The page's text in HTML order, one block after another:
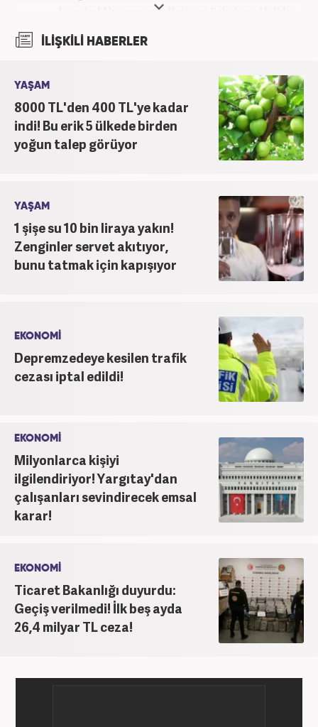
İstanbul Üniversitesi İletişim Fakültesi Halkla
2017’den beri Kanal7 Medya Grubu’na bağlı
etmektedir.
İLİŞKİLİ HABERLER
YAŞAM
8000 TL'den 400 TL'ye kadar
indi! Bu erik 5 ülkede birden
yoğun talep görüyor
YAŞAM
1 şişe su 10 bin liraya yakın!
Zenginler servet akıtıyor,
bunu tatmak için kapışıyor
EKONOMİ
Depremzedeye kesilen trafik
cezası iptal edildi!
EKONOMİ
Milyonlarca kişiyi
ilgilendiriyor! Yargıtay'dan
çalışanları sevindirecek emsal
karar!
EKONOMİ
Ticaret Bakanlığı duyurdu:
Geçiş verilmedi! İlk beş ayda
26,4 milyar TL ceza!